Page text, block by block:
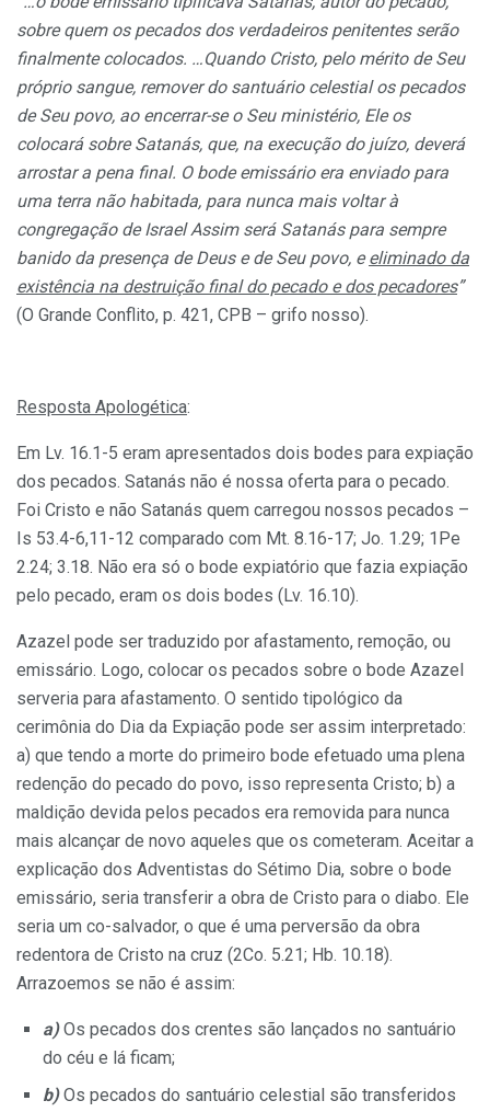
sobre quem os pecados dos verdadeiros penitentes serão
finalmente colocados. …Quando Cristo, pelo mérito de Seu
próprio sangue, remover do santuário celestial os pecados
de Seu povo, ao encerrar-se o Seu ministério, Ele os
colocará sobre Satanás, que, na execução do juízo, deverá
arrostar a pena final. O bode emissário era enviado para
uma terra não habitada, para nunca mais voltar à
congregação de Israel Assim será Satanás para sempre
banido da presença de Deus e de Seu povo, eeliminado da
existência na destruição final do pecado e dos pecadores”
(O Grande Conflito, p. 421, CPB – grifo nosso).
Resposta Apologética:
Em Lv. 16.1-5 eram apresentados dois bodes para expiação
dos pecados. Satanás não é nossa oferta para o pecado.
Foi Cristo e não Satanás quem carregou nossos pecados –
Is 53.4-6,11-12 comparado com Mt. 8.16-17; Jo. 1.29; 1Pe
2.24; 3.18. Não era só o bode expiatório que fazia expiação
pelo pecado, eram os dois bodes (Lv. 16.10).
Azazel pode ser traduzido por afastamento, remoção, ou
emissário. Logo, colocar os pecados sobre o bode Azazel
serveria para afastamento. O sentido tipológico da
cerimônia do Dia da Expiação pode ser assim interpretado:
a) que tendo a morte do primeiro bode efetuado uma plena
redenção do pecado do povo, isso representa Cristo; b) a
maldição devida pelos pecados era removida para nunca
mais alcançar de novo aqueles que os cometeram. Aceitar a
explicação dos Adventistas do Sétimo Dia, sobre o bode
emissário, seria transferir a obra de Cristo para o diabo. Ele
seria um co-salvador, o que é uma perversão da obra
redentora de Cristo na cruz (2Co. 5.21; Hb. 10.18).
Arrazoemos se não é assim:
a)Os pecados dos crentes são lançados no santuário
do céu e lá ficam;
b)Os pecados do santuário celestial são transferidos